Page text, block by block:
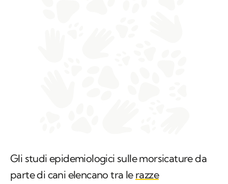
Gli studi epidemiologici sulle morsicature da
parte di cani elencano tra le razze